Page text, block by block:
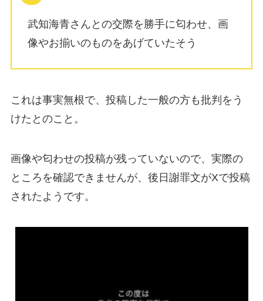
武知海青さんとの交際を勝手に匂わせ、画
像やお揃いのものをあげていたそう
これは事実無根で、投稿した一般の方も批判をう
けたとのこと。
画像や匂わせの投稿が残っていないので、実際の
ところを確認できませんが、後日謝罪文がXで投稿
されたようです。